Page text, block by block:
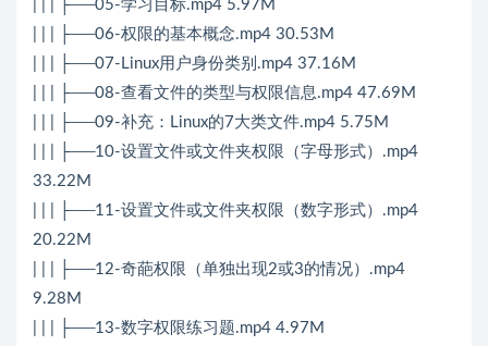
| | | ├──05-学习目标.mp4 5.97M
| | | ├──06-权限的基本概念.mp4 30.53M
| | | ├──07-Linux用户身份类别.mp4 37.16M
| | | ├──08-查看文件的类型与权限信息.mp4 47.69M
| | | ├──09-补充：Linux的7大类文件.mp4 5.75M
| | | ├──10-设置文件或文件夹权限（字母形式）.mp4
33.22M
| | | ├──11-设置文件或文件夹权限（数字形式）.mp4
20.22M
| | | ├──12-奇葩权限（单独出现2或3的情况）.mp4
9.28M
| | | ├──13-数字权限练习题.mp4 4.97M